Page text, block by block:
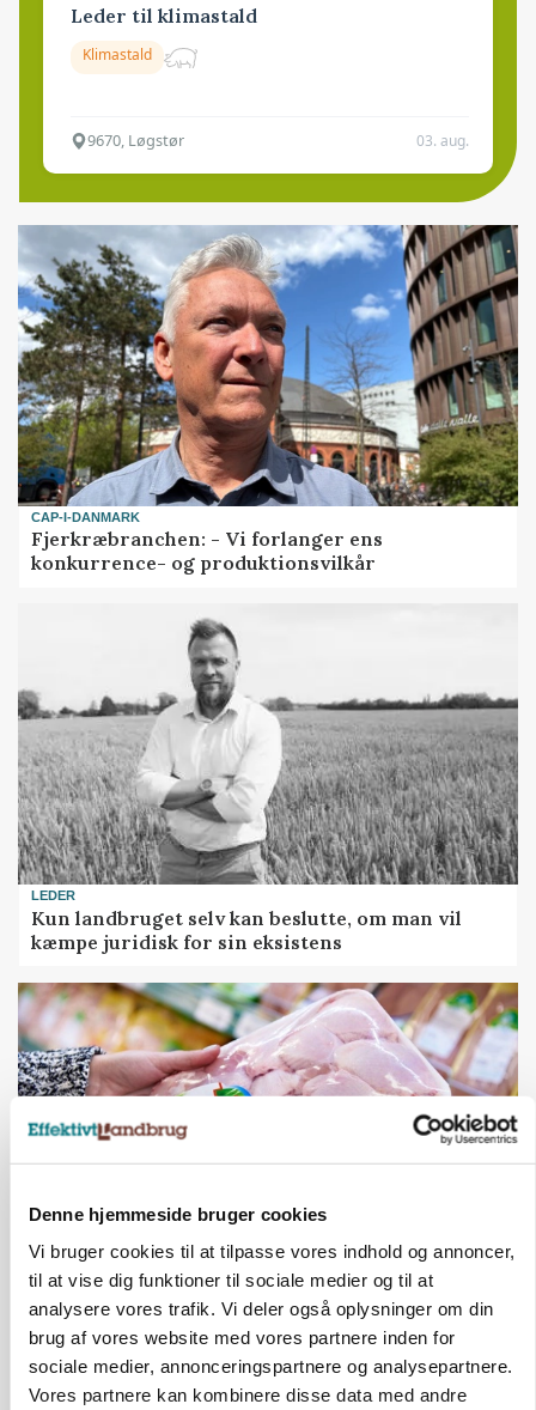
Denne hjemmeside bruger cookies
Vi bruger cookies til at tilpasse vores indhold og annoncer,
til at vise dig funktioner til sociale medier og til at
analysere vores trafik. Vi deler også oplysninger om din
brug af vores website med vores partnere inden for
sociale medier, annonceringspartnere og analysepartnere.
Vores partnere kan kombinere disse data med andre
Leder til klimastald
Klimastald
9670, Løgstør 03. aug.
CAP-I-DANMARK
Fjerkræbranchen: - Vi forlanger ens
konkurrence- og produktionsvilkår
LEDER
Kun landbruget selv kan beslutte, om man vil
kæmpe juridisk for sin eksistens
MARKEDSFOKUS
Prisgab på 20 kroner pr. kg vokser: Polsk kylling
presser markedet
Annonce
Loading...